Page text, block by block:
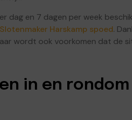
dag en 7 dagen per week
Slotenmaker Harskamp spoed.
wordt ook voorkomen dat de
in en rondom